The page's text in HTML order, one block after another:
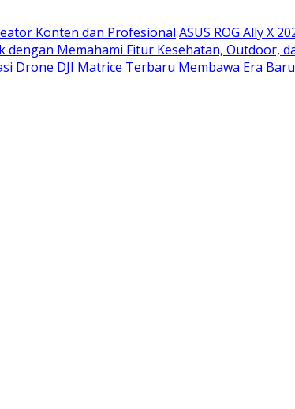
Konten dan Profesional ASUS ROG Ally X
Memahami Fitur Kesehatan, Outdoor,
Drone DJI Matrice Terbaru Membawa Era